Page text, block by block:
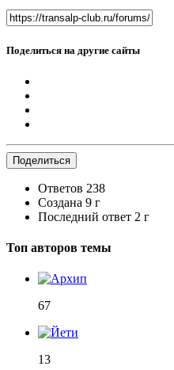
Поделиться на другие сайты
Поделиться
Ответов 238
Создана 9 г
Последний ответ 2 г
Топ авторов темы
67
13